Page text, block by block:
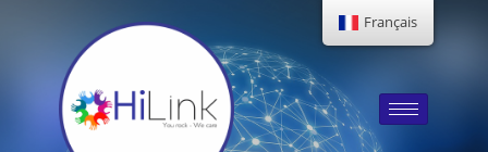
Français